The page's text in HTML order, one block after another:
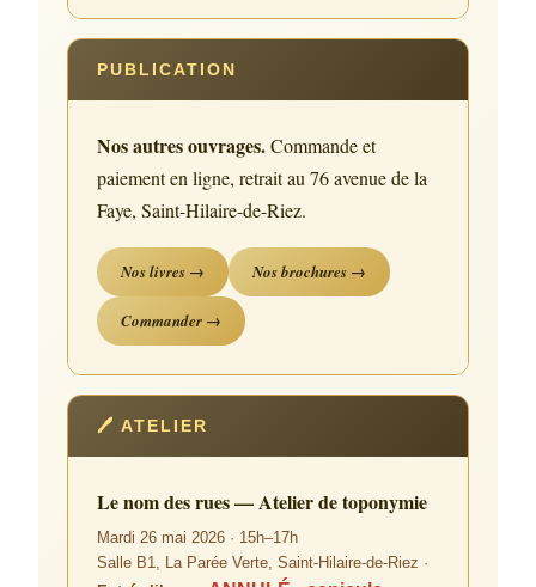
PUBLICATION
Nos autres ouvrages.Commande et
paiement en ligne, retrait au 76 avenue de la
Faye, Saint-Hilaire-de-Riez.
Nos livres → Nos brochures →
Commander →
🖊 ATELIER
Le nom des rues — Atelier de toponymie
Mardi 26 mai 2026 · 15h–17h
Salle B1, La Parée Verte, Saint-Hilaire-de-Riez ·